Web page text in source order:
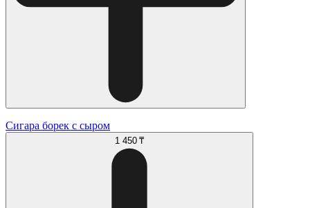
Сигара борек с сыром
1 450 ₸